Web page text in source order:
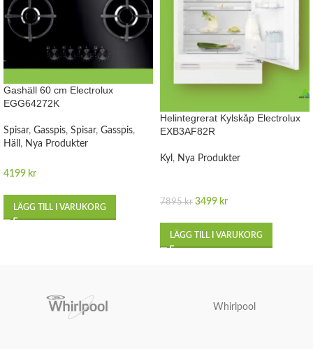
Gashäll 60 cm Electrolux
EGG64272K
Spisar, Gasspis, Spisar, Gasspis,
Häll , Nya Produkter
4199 kr
LÄGG TILL I VARUKORG
Helintegrerat Kylskåp Electrolux
EXB3AF82R
Kyl , Nya Produkter
7895kr 3499 kr
LÄGG TILL I VARUKORG
Whirlpool